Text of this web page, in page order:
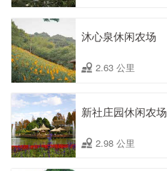
沐心泉休闲农场
2.63 公里
新社庄园休闲农场
2.98 公里